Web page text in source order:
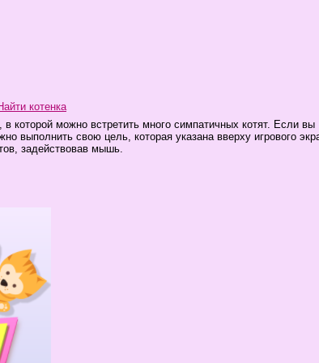
котенка
которой можно встретить много симпатичных котят. Если вы
выполнить свою цель, которая указана вверху игрового
задействовав мышь.